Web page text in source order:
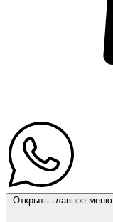
Открыть главное меню